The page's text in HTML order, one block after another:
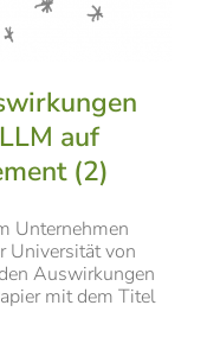
auf
(2)
Unternehmen
Universität von
Auswirkungen
mit dem Titel